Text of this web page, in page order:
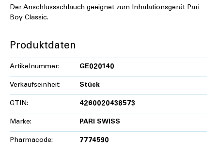
Der Anschlussschlauch geeignet zum Inhalationsgerät Pari
Boy Classic.
Produktdaten
Artikelnummer: GE020140
Verkaufseinheit: Stück
GTIN: 4260020438573
Marke: PARI SWISS
Pharmacode: 7774590